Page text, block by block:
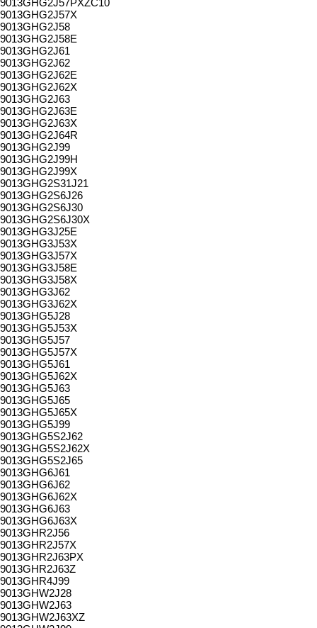
9013GHG2J57PXZC10
9013GHG2J57X
9013GHG2J58
9013GHG2J58E
9013GHG2J61
9013GHG2J62
9013GHG2J62E
9013GHG2J62X
9013GHG2J63
9013GHG2J63E
9013GHG2J63X
9013GHG2J64R
9013GHG2J99
9013GHG2J99H
9013GHG2J99X
9013GHG2S31J21
9013GHG2S6J26
9013GHG2S6J30
9013GHG2S6J30X
9013GHG3J25E
9013GHG3J53X
9013GHG3J57X
9013GHG3J58E
9013GHG3J58X
9013GHG3J62
9013GHG3J62X
9013GHG5J28
9013GHG5J53X
9013GHG5J57
9013GHG5J57X
9013GHG5J61
9013GHG5J62X
9013GHG5J63
9013GHG5J65
9013GHG5J65X
9013GHG5J99
9013GHG5S2J62
9013GHG5S2J62X
9013GHG5S2J65
9013GHG6J61
9013GHG6J62
9013GHG6J62X
9013GHG6J63
9013GHG6J63X
9013GHR2J56
9013GHR2J57X
9013GHR2J63PX
9013GHR2J63Z
9013GHR4J99
9013GHW2J28
9013GHW2J63
9013GHW2J63XZ